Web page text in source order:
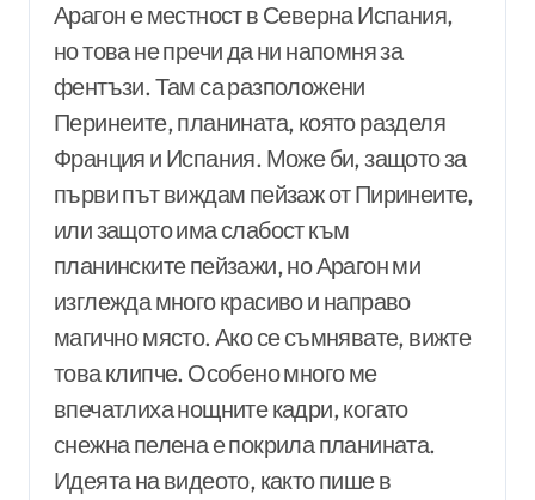
Арагон е местност в Северна Испания,
но това не пречи да ни напомня за
фентъзи. Там са разположени
Перинеите, планината, която разделя
Франция и Испания. Може би, защото за
първи път виждам пейзаж от Пиринеите,
или защото има слабост към
планинските пейзажи, но Арагон ми
изглежда много красиво и направо
магично място. Ако се съмнявате, вижте
това клипче. Особено много ме
впечатлиха нощните кадри, когато
снежна пелена е покрила планината.
Идеята на видеото, както пише в